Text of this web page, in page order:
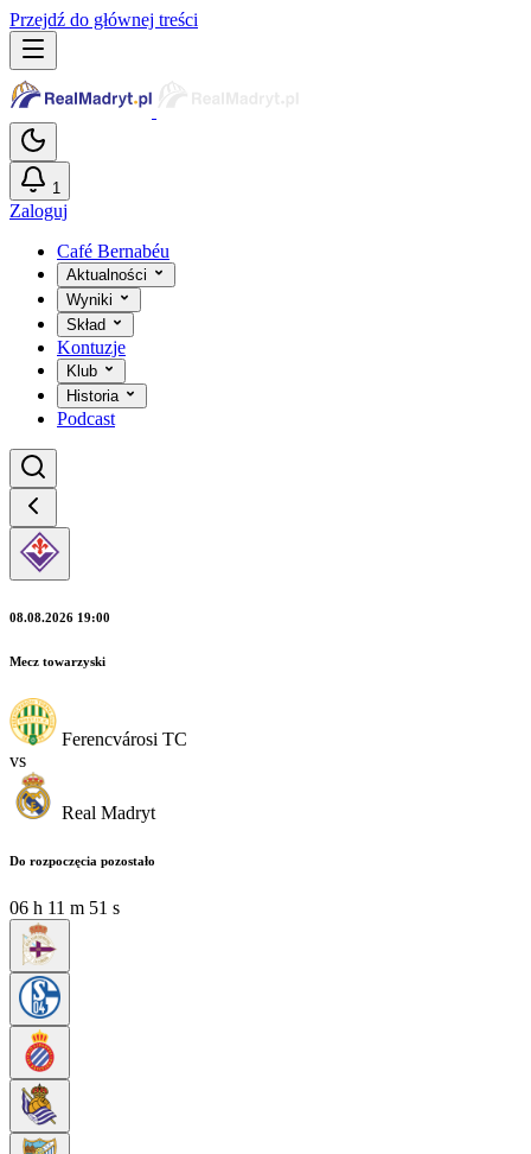
Przejdź do głównej treści
1
Zaloguj
Café Bernabéu
Aktualności
Wyniki
Skład
Kontuzje
Klub
Historia
Podcast
08.08.2026 19:00
Mecz towarzyski
Ferencvárosi TC
vs
Real Madryt
Do rozpoczęcia pozostało
06 h 11 m 50 s